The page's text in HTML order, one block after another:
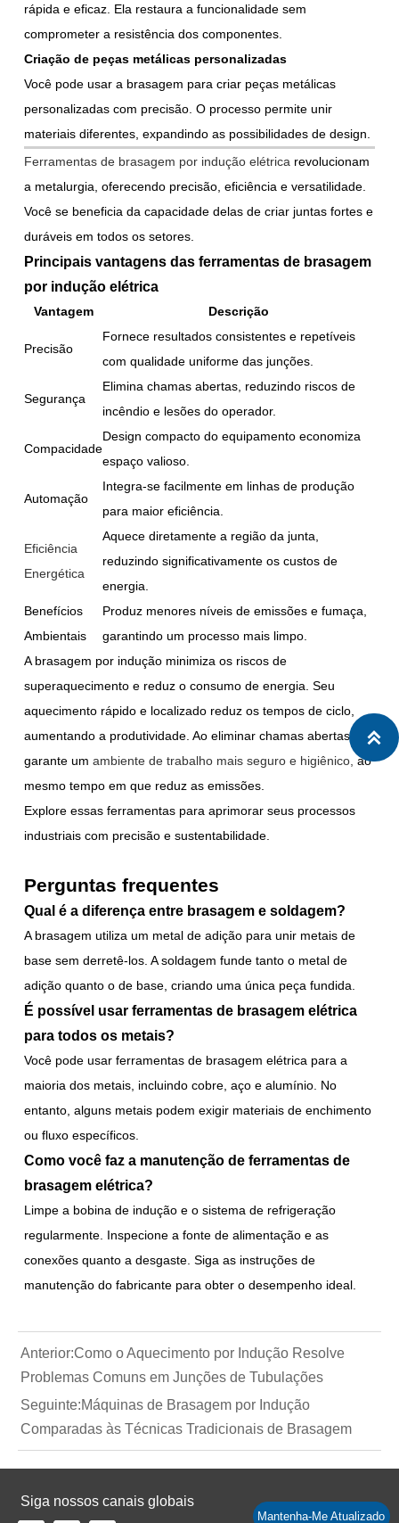
rápida e eficaz. Ela restaura a funcionalidade sem
comprometer a resistência dos componentes.
Criação de peças metálicas personalizadas
Você pode usar a brasagem para criar peças metálicas
personalizadas com precisão. O processo permite unir
materiais diferentes, expandindo as possibilidades de design.
Ferramentas de brasagem por indução elétrica revolucionam
a metalurgia, oferecendo precisão, eficiência e versatilidade.
Você se beneficia da capacidade delas de criar juntas fortes e
duráveis em todos os setores.
Principais vantagens das ferramentas de brasagem
por indução elétrica
Vantagem Descrição
Precisão
Fornece resultados consistentes e repetíveis
com qualidade uniforme das junções.
Segurança
Elimina chamas abertas, reduzindo riscos de
incêndio e lesões do operador.
Compacidade
Design compacto do equipamento economiza
espaço valioso.
Automação
Integra-se facilmente em linhas de produção
para maior eficiência.
Eficiência
Energética
Aquece diretamente a região da junta,
reduzindo significativamente os custos de
energia.
Benefícios
Ambientais
Produz menores níveis de emissões e fumaça,
garantindo um processo mais limpo.
A brasagem por indução minimiza os riscos de
superaquecimento e reduz o consumo de energia. Seu
aquecimento rápido e localizado reduz os tempos de ciclo,
aumentando a produtividade. Ao eliminar chamas abertas,
garante um ambiente de trabalho mais seguro e higiênico, ao
mesmo tempo em que reduz as emissões.
Explore essas ferramentas para aprimorar seus processos
industriais com precisão e sustentabilidade.
Perguntas frequentes
Qual é a diferença entre brasagem e soldagem?
A brasagem utiliza um metal de adição para unir metais de
base sem derretê-los. A soldagem funde tanto o metal de
adição quanto o de base, criando uma única peça fundida.
É possível usar ferramentas de brasagem elétrica
para todos os metais?
Você pode usar ferramentas de brasagem elétrica para a
maioria dos metais, incluindo cobre, aço e alumínio. No
entanto, alguns metais podem exigir materiais de enchimento
ou fluxo específicos.
Como você faz a manutenção de ferramentas de
brasagem elétrica?
Limpe a bobina de indução e o sistema de refrigeração
regularmente. Inspecione a fonte de alimentação e as
conexões quanto a desgaste. Siga as instruções de
manutenção do fabricante para obter o desempenho ideal.
Anterior:Como o Aquecimento por Indução Resolve
Problemas Comuns em Junções de Tubulações
Seguinte:Máquinas de Brasagem por Indução
Comparadas às Técnicas Tradicionais de Brasagem
Siga nossos canais globais
Mantenha-Me Atualizado
